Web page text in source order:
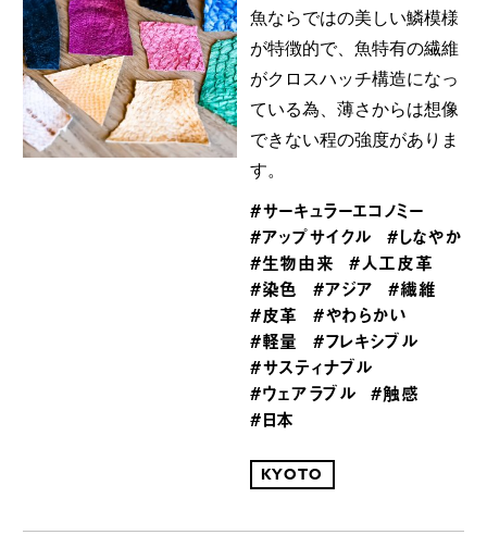
魚ならではの美しい鱗模様
が特徴的で、魚特有の繊維
がクロスハッチ構造になっ
ている為、薄さからは想像
できない程の強度がありま
す。
#サーキュラーエコノミー
#アップサイクル
#しなやか
#生物由来
#人工皮革
#染色
#アジア
#繊維
#皮革
#やわらかい
#軽量
#フレキシブル
#サスティナブル
#ウェアラブル
#触感
#日本
KYOTO